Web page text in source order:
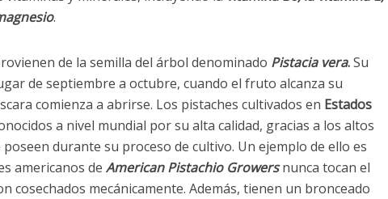
.
de la semilla del árbol denominado Pistacia vera.Su
de septiembre a octubre, cuando el fruto alcanza su
comienza a abrirse. Los pistaches cultivados en Estados
a nivel mundial por su alta calidad, gracias a los altos
durante su proceso de cultivo. Un ejemplo de ello es
americanos de American Pistachio Growersnunca tocan el
cosechados mecánicamente. Además, tienen un bronceado